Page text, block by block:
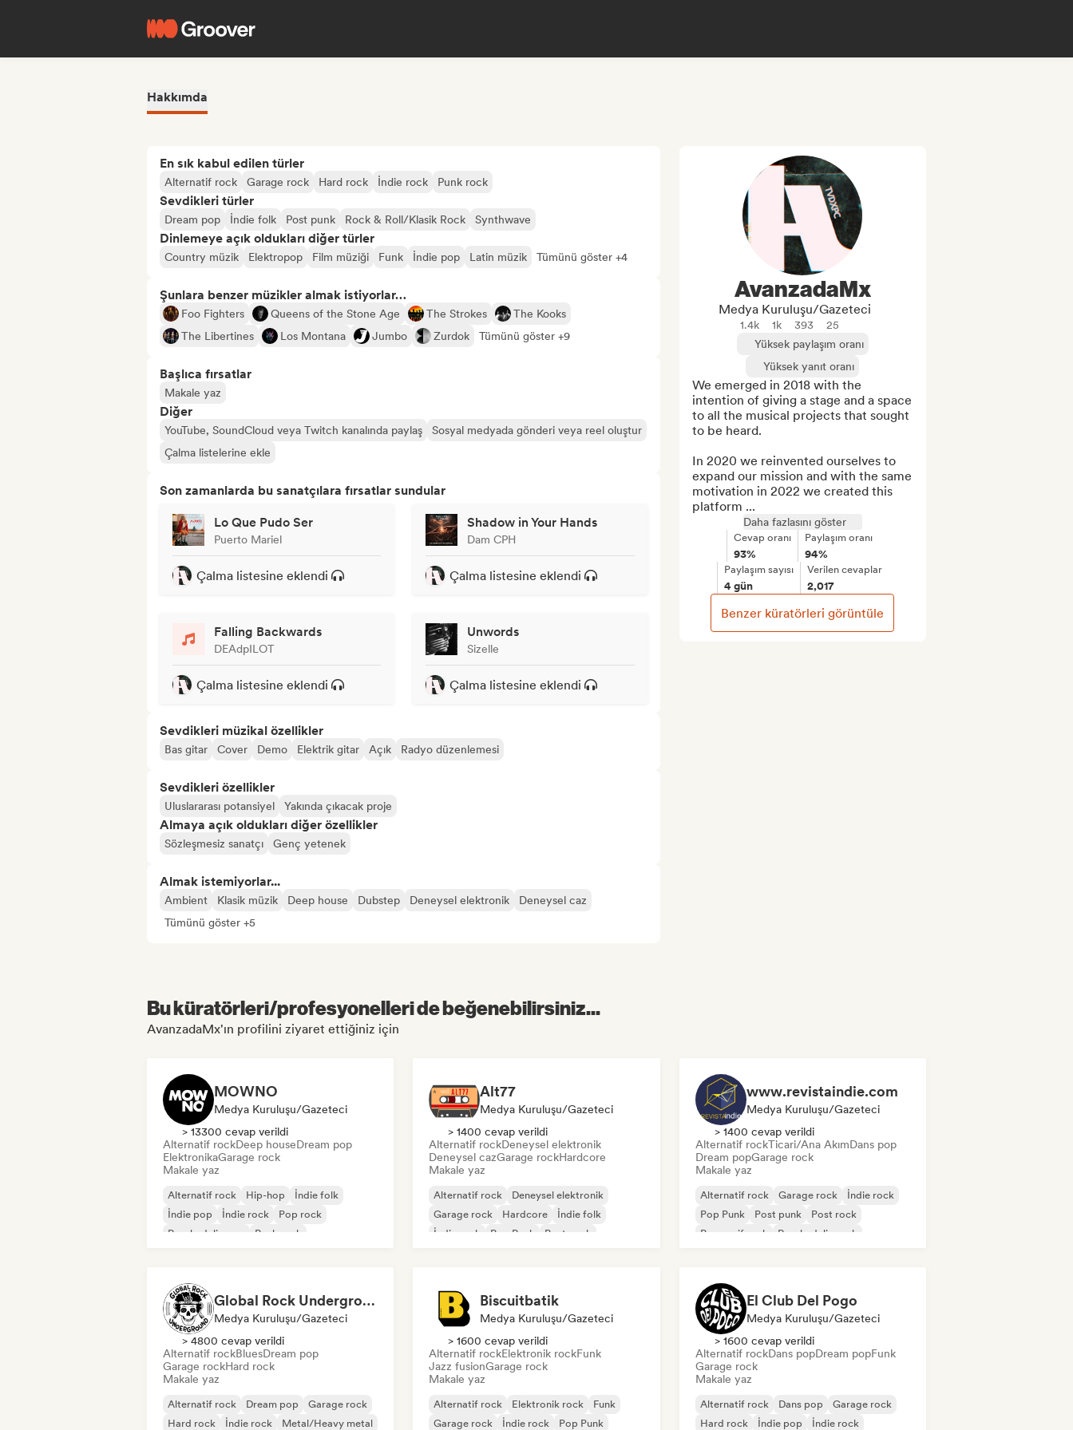
Hakkımda
En sık kabul edilen türler
Alternatif rock Garage rock Hard rock İndie rock Punk rock
Sevdikleri türler
Dream pop İndie folk Post punk Rock & Roll/Klasik Rock Synthwave
Dinlemeye açık oldukları diğer türler
Country müzik Elektropop Film müziği Funk İndie pop Latin müzik Tümünü göster +4
Şunlara benzer müzikler almak istiyorlar…
Foo Fighters Queens of the Stone Age The Strokes
The Kooks
The Libertines
Los Montana Jumbo Zurdok Tümünü göster +9
Başlıca fırsatlar
Makale yaz
Diğer
YouTube, SoundCloud veya Twitch kanalında paylaş
Sosyal medyada gönderi veya reel oluştur
Çalma listelerine ekle
Son zamanlarda bu sanatçılara fırsatlar sundular
Lo Que Pudo Ser
Puerto Mariel
Çalma listesine eklendi
Shadow in Your Hands
Dam CPH
Çalma listesine eklendi
Falling Backwards
DEAdpILOT
Çalma listesine eklendi
Unwords
Sizelle
Çalma listesine eklendi
Sevdikleri müzikal özellikler
Bas gitar Cover Demo Elektrik gitar Açık Radyo düzenlemesi
Sevdikleri özellikler
Uluslararası potansiyel Yakında çıkacak proje
Almaya açık oldukları diğer özellikler
Sözleşmesiz sanatçı Genç yetenek
Almak istemiyorlar...
Ambient Klasik müzik Deep house Dubstep Deneysel elektronik
Deneysel caz
Tümünü göster +5
AvanzadaMx
Medya Kuruluşu/Gazeteci
1.4k 1k 393
25
Yüksek paylaşım oranı
Yüksek yanıt oranı
We emerged in 2018 with the
intention of giving a stage and a space
to all the musical projects that sought
to be heard.
In 2020 we reinvented ourselves to
expand our mission and with the same
motivation in 2022 we created this
platform ...
Daha fazlasını göster
Cevap oranı
93%
Paylaşım oranı
94%
Paylaşım sayısı
4 gün
Verilen cevaplar
2,017
Benzer küratörleri görüntüle
Bu küratörleri/profesyonelleri de beğenebilirsiniz...
AvanzadaMx'ın profilini ziyaret ettiğiniz için
MOWNO
Medya Kuruluşu/Gazeteci
> 13300 cevap verildi
Alternatif rockDeep houseDream pop
ElektronikaGarage rock
Makale yaz
Alternatif rock Hip-hop
İndie folk
İndie pop
İndie rock
Pop rock
Psychedelic pop
Punk rock
Alt77
Medya Kuruluşu/Gazeteci
> 1400 cevap verildi
Alternatif rockDeneysel elektronik
Deneysel cazGarage rockHardcore
Makale yaz
Alternatif rock
Deneysel elektronik
Garage rock
Hardcore
İndie folk
İndie rock
Pop Punk Post punk
www.revistaindie.com
Medya Kuruluşu/Gazeteci
> 1400 cevap verildi
Alternatif rockTicari/Ana AkımDans pop
Dream popGarage rock
Makale yaz
Alternatif rock Garage rock
İndie rock
Pop Punk
Post punk
Post rock
Progresif rock
Psychedelic rock
Global Rock Underground
Medya Kuruluşu/Gazeteci
> 4800 cevap verildi
Alternatif rockBluesDream pop
Garage rockHard rock
Makale yaz
Alternatif rock Dream pop
Garage rock
Hard rock
İndie rock Metal/Heavy metal
Biscuitbatik
Medya Kuruluşu/Gazeteci
> 1600 cevap verildi
Alternatif rockElektronik rockFunk
Jazz fusionGarage rock
Makale yaz
Alternatif rock Elektronik rock
Funk
Garage rock
İndie rock Pop Punk
El Club Del Pogo
Medya Kuruluşu/Gazeteci
> 1600 cevap verildi
Alternatif rockDans popDream popFunk
Garage rock
Makale yaz
Alternatif rock Dans pop
Garage rock
Hard rock
İndie pop İndie rock